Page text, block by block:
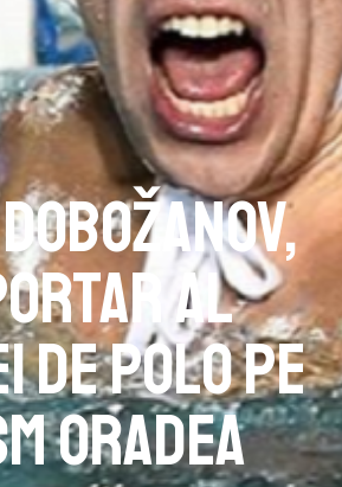
al
de polo pe
Oradea